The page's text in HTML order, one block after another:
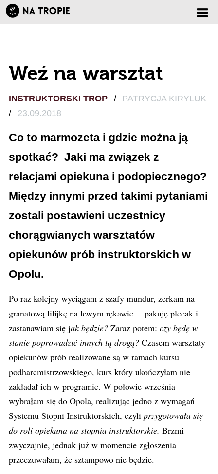
Weź na warsztat
INSTRUKTORSKI TROP /
PATRYCJA KIRYLUK
/
23.09.2018
Co to marmozeta i gdzie można ją
spotkać? Jaki ma związek z
relacjami opiekuna i podopiecznego?
Między innymi przed takimi pytaniami
zostali postawieni uczestnicy
chorągwianych warsztatów
opiekunów prób instruktorskich w
Opolu.
Po raz kolejny wyciągam z szafy mundur, zerkam na
granatową lilijkę na lewym rękawie… pakuję plecak i
zastanawiam się jak będzie? Zaraz potem: czy będę w
stanie poprowadzić innych tą drogą? Czasem warsztaty
opiekunów prób realizowane są w ramach kursu
podharcmistrzowskiego, kurs który ukończyłam nie
zakładał ich w programie. W połowie września
wybrałam się do Opola, realizując jedno z wymagań
Systemu Stopni Instruktorskich, czyli przygotowała się
do roli opiekuna na stopnia instruktorskie. Brzmi
zwyczajnie, jednak już w momencie zgłoszenia
przeczuwałam, że sztampowo nie będzie.